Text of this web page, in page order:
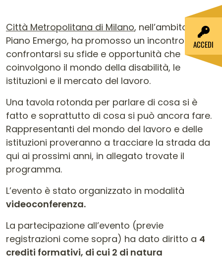
Città Metropolitana di Milano, nell’ambito del
Piano Emergo, ha promosso un incontro per
confrontarsi su sfide e opportunità che
coinvolgono il mondo della disabilità, le
istituzioni e il mercato del lavoro.
Una tavola rotonda per parlare di cosa si è
fatto e soprattutto di cosa si può ancora fare.
Rappresentanti del mondo del lavoro e delle
istituzioni proveranno a tracciare la strada da
qui ai prossimi anni, in allegato trovate il
programma.
L’evento è stato organizzato in modalità
videoconferenza.
La partecipazione all’evento (previe
registrazioni come sopra) ha dato diritto a 4
crediti formativi, di cui 2 di natura
ACCEDI